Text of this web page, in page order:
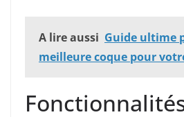
A lire aussi Guide ultime
meilleure coque pour